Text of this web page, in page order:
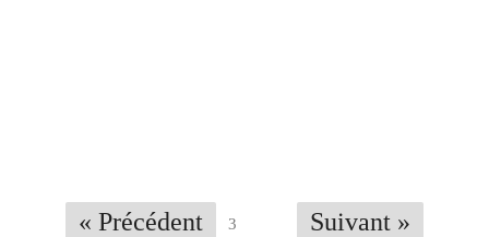
« Précédent 3 Suivant »